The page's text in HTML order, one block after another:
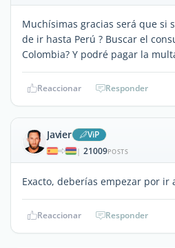
Muchísimas gracias será que si
de ir hasta Perú ? Buscar el
Colombia? Y podré pagar la
Reaccionar Responder
Javier ViP
| 21009POSTS
Exacto, deberías empezar por ir
Reaccionar Responder